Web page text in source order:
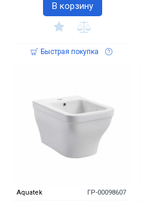
В корзину
Быстрая покупка
Aquatek ГР-00098607